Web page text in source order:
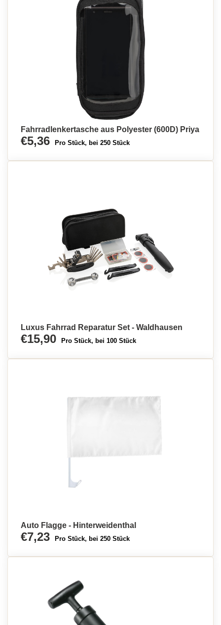
Fahrradlenkertasche aus Polyester (600D) Priya
€5,36 Pro Stück, bei 250 Stück
Luxus Fahrrad Reparatur Set - Waldhausen
€15,90 Pro Stück, bei 100 Stück
Auto Flagge - Hinterweidenthal
€7,23 Pro Stück, bei 250 Stück